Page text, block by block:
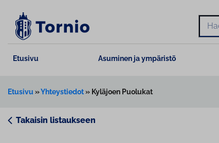
sisältöön
Hae
Etusivu Asuminen ja ympäristö
Etusivu »Yhteystiedot» Kyläjoen Puolukat
Takaisin listaukseen